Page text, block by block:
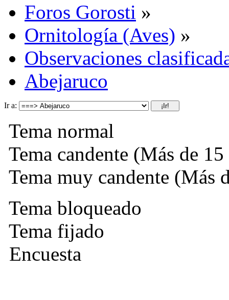
Foros Gorosti »
Ornitología (Aves) »
Observaciones
Abejaruco
Ir a:
Tema normal
Tema candente (Más de 15
Tema muy candente (Más
Tema bloqueado
Tema fijado
Encuesta